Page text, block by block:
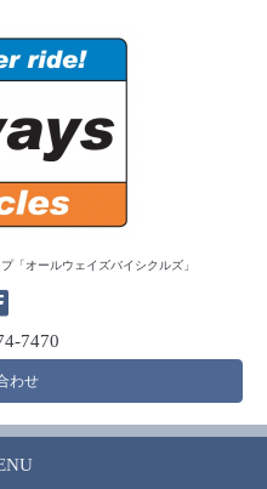
「オールウェイズバイシクルズ」
7470
わせ